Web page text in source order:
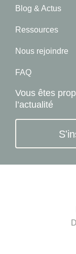
Blog & Actus
Ressources
Nous rejoindre
FAQ
Vous êtes
l’actualité